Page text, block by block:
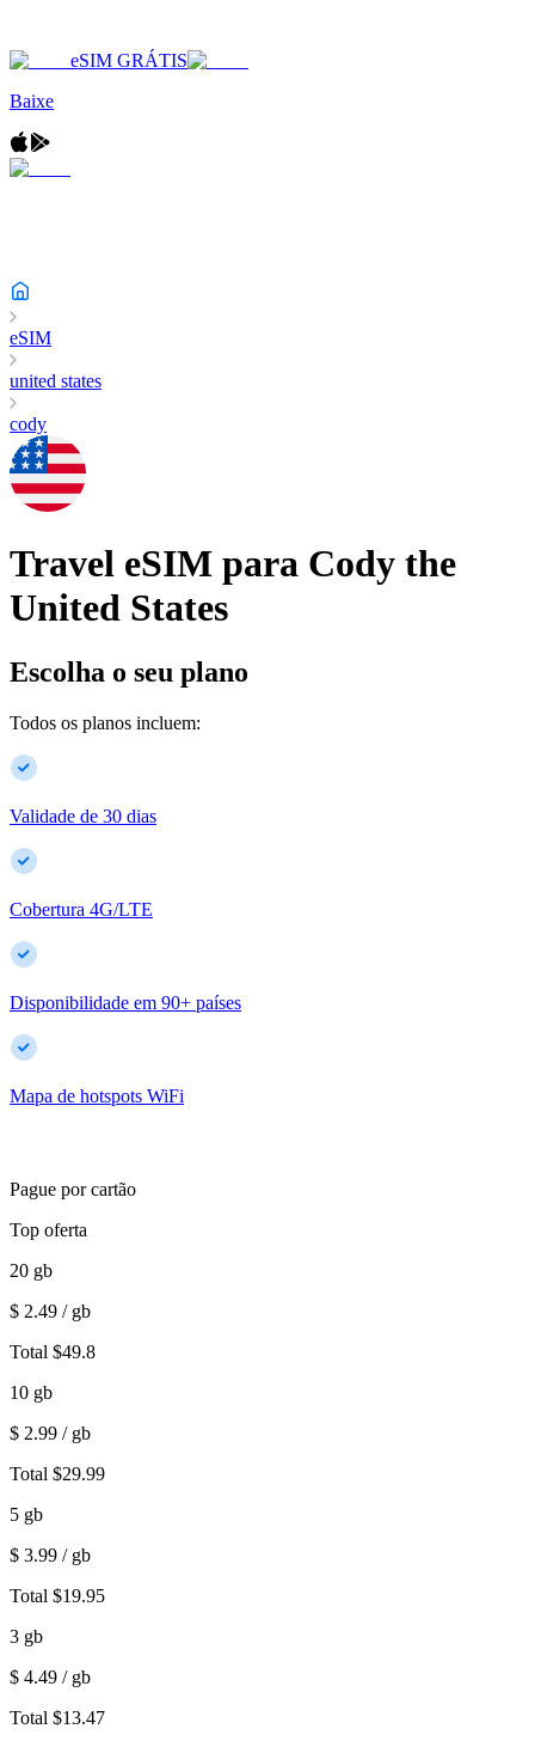
eSIM GRÁTIS
Baixe
eSIM
united states
cody
Travel eSIM para Cody the
United States
Escolha o seu plano
Todos os planos incluem:
Validade de 30 dias
Cobertura 4G/LTE
Disponibilidade em 90+ países
Mapa de hotspots WiFi
Pague por cartão
Top oferta
20 gb
$ 2.49 / gb
Total $49.8
10 gb
$ 2.99 / gb
Total $29.99
5 gb
$ 3.99 / gb
Total $19.95
3 gb
$ 4.49 / gb
Total $13.47